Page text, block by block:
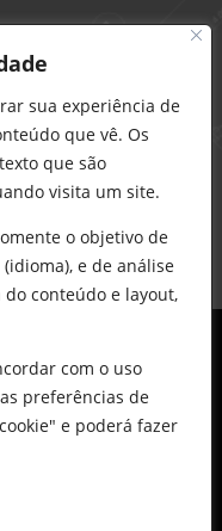
sua experiência de
que vê. Os
que são
visita um site.
o objetivo de
e de análise
conteúdo e layout,
com o uso
preferências de
e poderá fazer